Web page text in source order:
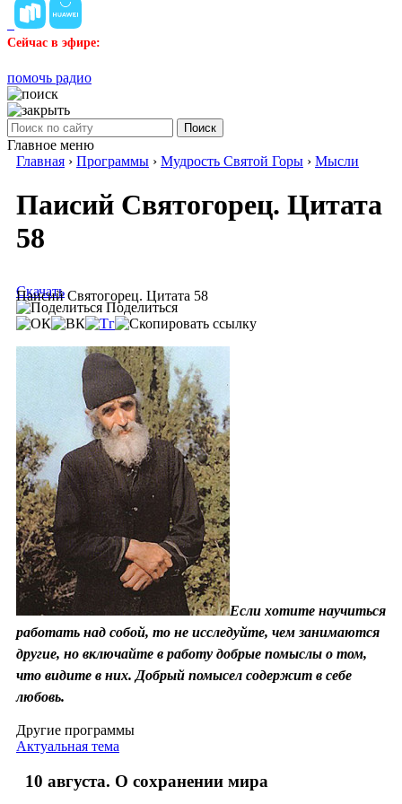
Сейчас в эфире:
помочь радио
Поиск
Главное меню
Главная › Программы › Мудрость Святой Горы › Мысли
Паисий Святогорец. Цитата
58
Паисий Святогорец. Цитата 58
Скачать
Поделиться
Если хотите научиться
работать над собой, то не исследуйте, чем занимаются
другие, но включайте в работу добрые помыслы о том,
что видите в них. Добрый помысел содержит в себе
любовь.
Другие программы
Актуальная тема
10 августа. О сохранении мира